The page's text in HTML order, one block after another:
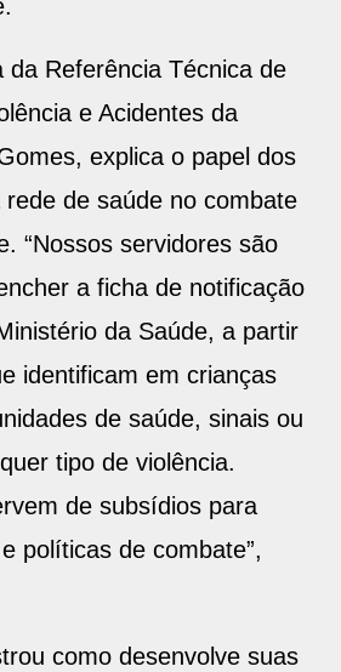
da Referência Técnica de
e Acidentes da
explica o papel dos
rede de saúde no combate
“Nossos servidores são
a ficha de notificação
da Saúde, a partir
identificam em crianças
de saúde, sinais ou
tipo de violência.
de subsídios para
políticas de combate”,
como desenvolve suas